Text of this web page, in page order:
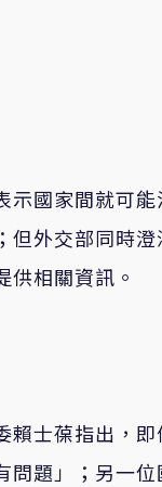
國家間就可
外交部同時
相關資訊。
士葆指出，
題」；另一